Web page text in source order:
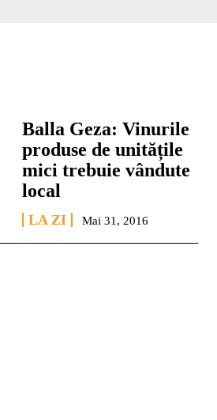
Balla Geza: Vinurile
produse de unitățile
mici trebuie vândute
local
LA ZI Mai 31, 2016